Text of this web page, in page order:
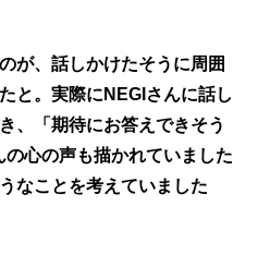
が、話しかけたそうに周囲
と。実際にNEGIさんに話し
、「期待にお答えできそう
心の声も描かれていました
なことを考えていました